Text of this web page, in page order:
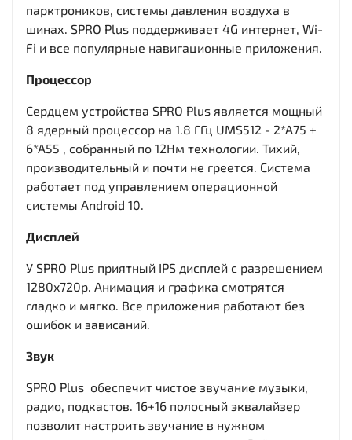
парктроников, системы давления воздуха в
шинах. SPRO Plus поддерживает 4G интернет, Wi-
Fi и все популярные навигационные приложения.
Процессор
Сердцем устройства SPRO Plus является мощный
8 ядерный процессор на 1.8 ГГц UMS512 - 2*A75 +
6*A55 , собранный по 12Нм технологии. Тихий,
производительный и почти не греется. Система
работает под управлением операционной
системы Android 10.
Дисплей
У SPRO Plus приятный IPS дисплей c разрешением
1280x720р. Анимация и графика смотрятся
гладко и мягко. Все приложения работают без
ошибок и зависаний.
Звук
SPRO Plus обеспечит чистое звучание музыки,
радио, подкастов. 16+16 полосный эквалайзер
позволит настроить звучание в нужном